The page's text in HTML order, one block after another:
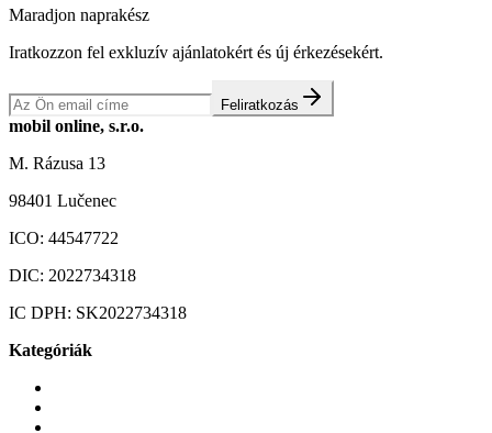
Maradjon naprakész
Iratkozzon fel exkluzív ajánlatokért és új érkezésekért.
Feliratkozás
mobil online, s.r.o.
M. Rázusa 13
98401 Lučenec
ICO: 44547722
DIC: 2022734318
IC DPH: SK2022734318
Kategóriák